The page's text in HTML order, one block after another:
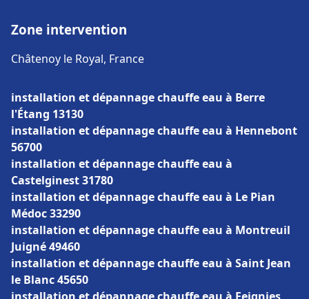
Zone intervention
Châtenoy le Royal, France
installation et dépannage chauffe eau à Berre
l'Étang 13130
installation et dépannage chauffe eau à Hennebont
56700
installation et dépannage chauffe eau à
Castelginest 31780
installation et dépannage chauffe eau à Le Pian
Médoc 33290
installation et dépannage chauffe eau à Montreuil
Juigné 49460
installation et dépannage chauffe eau à Saint Jean
le Blanc 45650